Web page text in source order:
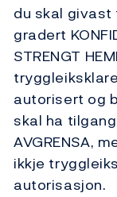
du skal
gradert
STRENGT
autorisert og
skal ha
AVGRENSA,
ikkje
autorisasjon.